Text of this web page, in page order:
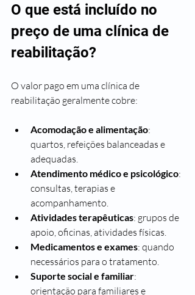
O que está incluído no
preço de uma clínica de
reabilitação?
O valor pago em uma clínica de
reabilitação geralmente cobre:
Acomodação e alimentação:
quartos, refeições balanceadas e
adequadas.
Atendimento médico e psicológico:
consultas, terapias e
acompanhamento.
Atividades terapêuticas: grupos de
apoio, oficinas, atividades físicas.
Medicamentos e exames: quando
necessários para o tratamento.
Suporte social e familiar:
orientação para familiares e